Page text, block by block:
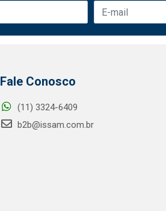
Fale Conosco
(11) 3324-6409
b2b@issam.com.br